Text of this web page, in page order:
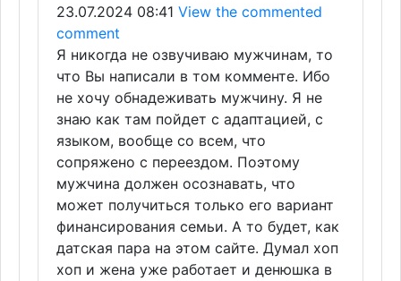
23.07.2024 08:41 View the commented
comment
Я никогда не озвучиваю мужчинам, то
что Вы написали в том комменте. Ибо
не хочу обнадеживать мужчину. Я не
знаю как там пойдет с адаптацией, с
языком, вообще со всем, что
сопряжено с переездом. Поэтому
мужчина должен осознавать, что
может получиться только его вариант
финансирования семьи. А то будет, как
датская пара на этом сайте. Думал хоп
хоп и жена уже работает и денюшка в